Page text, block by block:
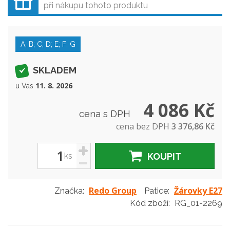
při nákupu tohoto produktu
A; B; C; D; E; F; G
SKLADEM
u Vás 11. 8. 2026
cena s DPH 4 086 Kč
cena bez DPH 3 376,86 Kč
ks
+
-
KOUPIT
Značka: Redo Group Patice: Žárovky E27
Kód zboží: RG_01-2269